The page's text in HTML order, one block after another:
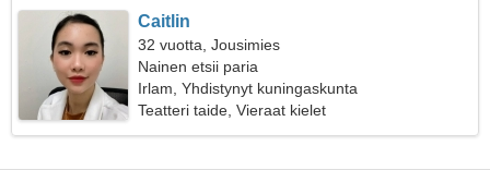
Caitlin
32 vuotta, Jousimies
Nainen etsii paria
Irlam, Yhdistynyt kuningaskunta
Teatteri taide, Vieraat kielet